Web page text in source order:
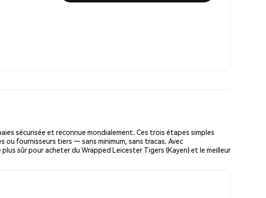
sécurisée et reconnue mondialement. Ces trois étapes simples
fournisseurs tiers — sans minimum, sans tracas. Avec
sûr pour acheter du Wrapped Leicester Tigers (Kayen) et le meilleur